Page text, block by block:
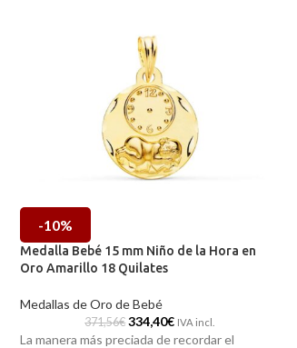
-10%
Medalla Bebé 15 mm Niño de la Hora en
Oro Amarillo 18 Quilates
Medallas de Oro de Bebé
371,56€ 334,40€ IVA incl.
La manera más preciada de recordar el